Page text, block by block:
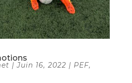
|Juin 16, 2022 | PEF,